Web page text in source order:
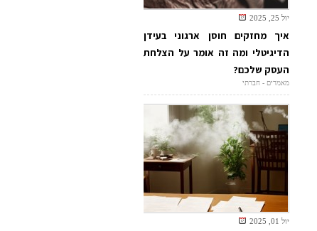
יול 25, 2025
איך מחזקים חוסן ארגוני בעידן
הדיגיטלי ומה זה אומר על הצלחת
העסק שלכם?
מאמרים - חברתי
יול 01, 2025